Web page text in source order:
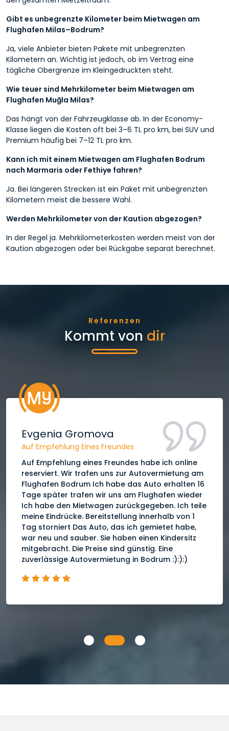
Gibt es unbegrenzte Kilometer beim Mietwagen am
Flughafen Milas–Bodrum?
Ja, viele Anbieter bieten Pakete mit unbegrenzten
Kilometern an. Wichtig ist jedoch, ob im Vertrag eine
tägliche Obergrenze im Kleingedruckten steht.
Wie teuer sind Mehrkilometer beim Mietwagen am
Flughafen Muğla Milas?
Das hängt von der Fahrzeugklasse ab. In der Economy-
Klasse liegen die Kosten oft bei 3–6 TL pro km, bei SUV und
Premium häufig bei 7–12 TL pro km.
Kann ich mit einem Mietwagen am Flughafen Bodrum
nach Marmaris oder Fethiye fahren?
Ja. Bei längeren Strecken ist ein Paket mit unbegrenzten
Kilometern meist die bessere Wahl.
Werden Mehrkilometer von der Kaution abgezogen?
In der Regel ja. Mehrkilometerkosten werden meist von der
Kaution abgezogen oder bei Rückgabe separat berechnet.
Referenzen
Kommt von dir
Şafak Karabulut
Autovermietung Am Flughafen Bodrum
Am Flughafen Bodrum Ich habe im August ein
Auto gemietet Für mich ist es wichtig, dass alles
sehr schnell und pünktlich geschieht. Der neue
Dacia Stepway war ein Automatikauto. Ich habe
es am Flughafen erneut abgegeben und die
Autorisierung wurde sofort storniert. Ich
empfehle den Flughafen Bodrum für die
Autovermietung